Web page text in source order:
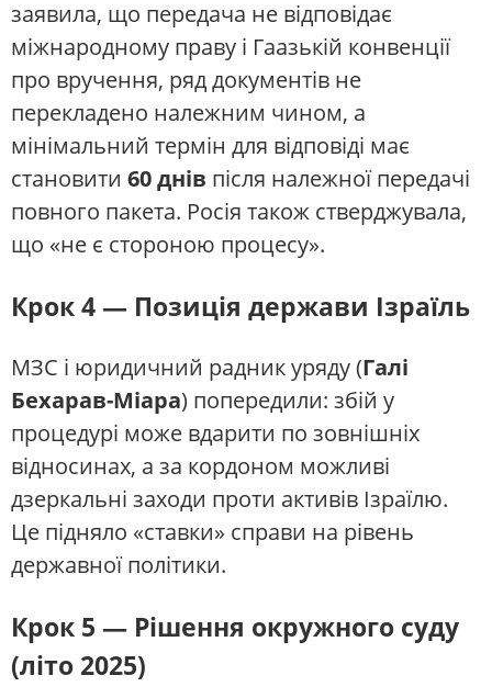
заявила, що передача не відповідає
міжнародному праву і Гаазькій конвенції
про вручення, ряд документів не
перекладено належним чином, а
мінімальний термін для відповіді має
становити 60 днів після належної передачі
повного пакета. Росія також стверджувала,
що «не є стороною процесу».
Крок 4 — Позиція держави Ізраїль
МЗС і юридичний радник уряду (Галі
Бехарав-Міара) попередили: збій у
процедурі може вдарити по зовнішніх
відносинах, а за кордоном можливі
дзеркальні заходи проти активів Ізраїлю.
Це підняло «ставки» справи на рівень
державної політики.
Крок 5 — Рішення окружного суду
(літо 2025)